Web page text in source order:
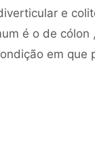
e
é o de cólon
em que